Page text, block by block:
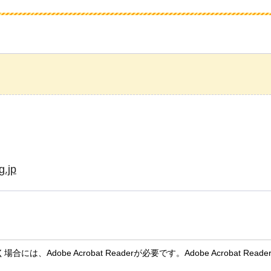
合には、Adobe Acrobat Readerが必要です。Adobe Acrobat